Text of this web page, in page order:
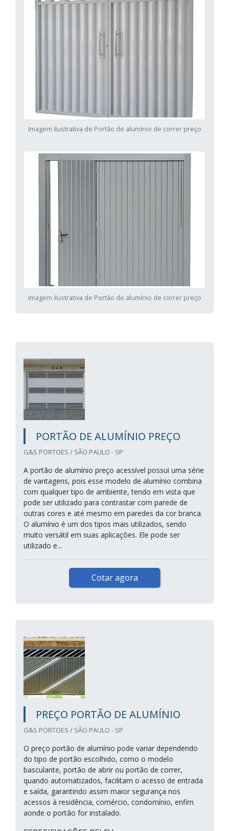
Imagem ilustrativa de Portão de alumínio de correr preço
Imagem ilustrativa de Portão de alumínio de correr preço
PORTÃO DE ALUMÍNIO PREÇO
G&S PORTOES / SÃO PAULO - SP
A portão de alumínio preço acessível possui uma série
de vantagens, pois esse modelo de alumínio combina
com qualquer tipo de ambiente, tendo em vista que
pode ser utilizado para contrastar com parede de
outras cores e até mesmo em paredes da cor branca.
O alumínio é um dos tipos mais utilizados, sendo
muito versátil em suas aplicações. Ele pode ser
utilizado e...
Cotar agora
PREÇO PORTÃO DE ALUMÍNIO
G&S PORTOES / SÃO PAULO - SP
O preço portão de alumínio pode variar dependendo
do tipo de portão escolhido, como o modelo
basculante, portão de abrir ou portão de correr,
quando automatizados, facilitam o acesso de entrada
e saída, garantindo assim maior segurança nos
acessos à residência, comércio, condomínio, enfim
aonde o portão for instalado.